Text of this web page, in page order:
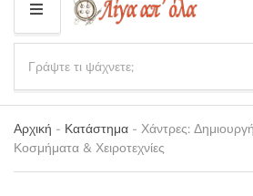
M
E
N
U
Category
name
a
r
c
h
p
Αρχική - Κατάστημα - Χάντρες:
Κοσμήματα & Χειροτεχνίες